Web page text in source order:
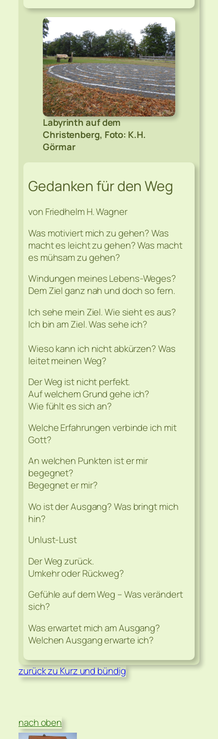
Labyrinth auf dem
Christenberg, Foto: K.H.
Görmar
Gedanken für den Weg
von Friedhelm H. Wagner
Was motiviert mich zu gehen? Was
macht es leicht zu gehen? Was macht
es mühsam zu gehen?
Windungen meines Lebens-Weges?
Dem Ziel ganz nah und doch so fern.
Ich sehe mein Ziel. Wie sieht es aus?
Ich bin am Ziel. Was sehe ich?
Wieso kann ich nicht abkürzen? Was
leitet meinen Weg?
Der Weg ist nicht perfekt.
Auf welchem Grund gehe ich?
Wie fühlt es sich an?
Welche Erfahrungen verbinde ich mit
Gott?
An welchen Punkten ist er mir
begegnet?
Begegnet er mir?
Wo ist der Ausgang? Was bringt mich
hin?
Unlust-Lust
Der Weg zurück.
Umkehr oder Rückweg?
Gefühle auf dem Weg – Was verändert
sich?
Was erwartet mich am Ausgang?
Welchen Ausgang erwarte ich?
zurück zu Kurz und bündig
nach oben